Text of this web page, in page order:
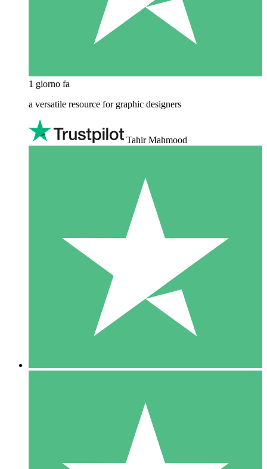
1 giorno fa
a versatile resource for graphic designers
Tahir Mahmood